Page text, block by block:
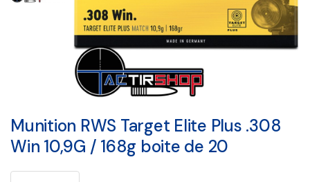
Munition RWS Target Elite Plus .308
Win 10,9G / 168g boite de 20